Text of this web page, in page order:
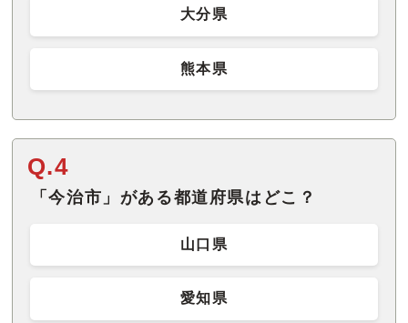
大分県
熊本県
Q.4
「今治市」がある都道府県はどこ？
山口県
愛知県